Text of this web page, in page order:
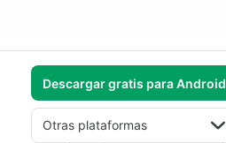
Descargar gratis para Android
Otras plataformas